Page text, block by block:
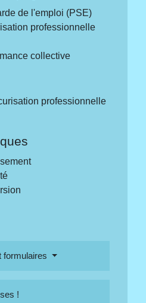
de l'emploi (PSE)
professionnelle
collective
professionnelle
formulaires
!